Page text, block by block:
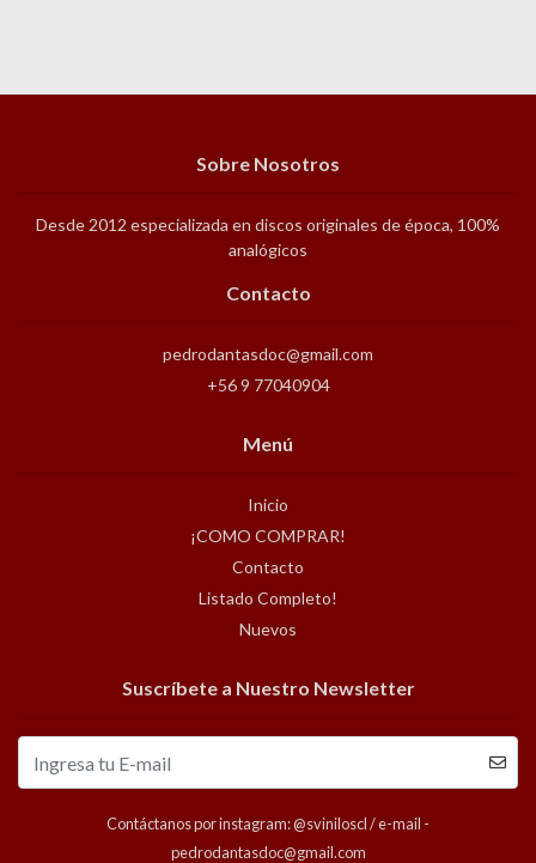
Sobre Nosotros
Desde 2012 especializada en discos originales de época, 100%
analógicos
Contacto
pedrodantasdoc@gmail.com
+56 9 77040904
Menú
Inicio
¡COMO COMPRAR!
Contacto
Listado Completo!
Nuevos
Suscríbete a Nuestro Newsletter
Contáctanos por instagram: @sviniloscl / e-mail -
pedrodantasdoc@gmail.com